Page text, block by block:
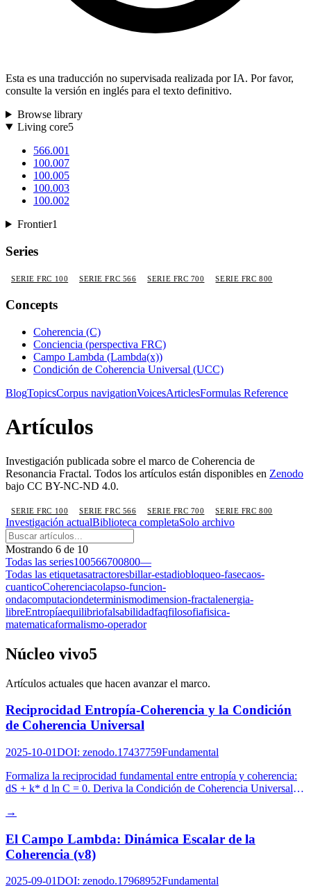
Esta es una traducción no supervisada realizada por IA. Por favor,
consulte la versión en inglés para el texto definitivo.
Browse library
Living core5
566.001
100.007
100.005
100.003
100.002
Frontier1
Series
SERIE FRC 100 SERIE FRC 566 SERIE FRC 700 SERIE FRC 800
Concepts
Coherencia (C)
Conciencia (perspectiva FRC)
Campo Lambda (Lambda(x))
Condición de Coherencia Universal (UCC)
BlogTopicsCorpus navigationVoicesArticlesFormulas Reference
Artículos
Investigación publicada sobre el marco de Coherencia de
Resonancia Fractal. Todos los artículos están disponibles en Zenodo
bajo CC BY-NC-ND 4.0.
SERIE FRC 100 SERIE FRC 566 SERIE FRC 700 SERIE FRC 800
Investigación actualBiblioteca completaSolo archivo
Mostrando 6 de 10
Todas las series100566700800—
Todas las etiquetasatractoresbillar-estadiobloqueo-fasecaos-
cuanticoCoherenciacolapso-funcion-
ondacomputaciondeterminismodimension-fractalenergia-
libreEntropíaequilibriofalsabilidadfaqfilosofiafisica-
matematicaformalismo-operador
Núcleo vivo5
Artículos actuales que hacen avanzar el marco.
Reciprocidad Entropía-Coherencia y la Condición
de Coherencia Universal
2025-10-01DOI: zenodo.17437759Fundamental
Formaliza la reciprocidad fundamental entre entropía y coherencia:
dS + k* d ln C = 0. Deriva la Condición de Coherencia Universal
de coherencia. Demuestra la consistencia termodinámica a través de
información y físicas del marco.
→
El Campo Lambda: Dinámica Escalar de la
Coherencia (v8)
2025-09-01DOI: zenodo.17968952Fundamental